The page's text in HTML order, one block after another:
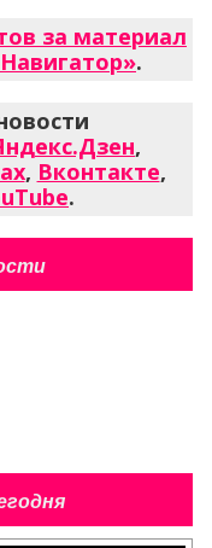
за материал
.
,
, Вконтакте,
.